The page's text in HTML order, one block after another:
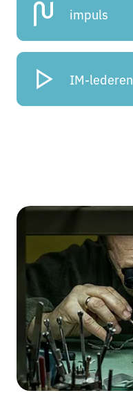
impuls
IM-lederen